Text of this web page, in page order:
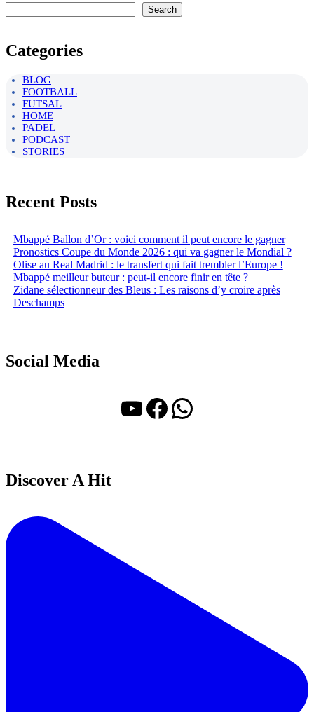
Search
Categories
BLOG
FOOTBALL
FUTSAL
HOME
PADEL
PODCAST
STORIES
Recent Posts
Mbappé Ballon d’Or : voici comment il peut encore le gagner
Pronostics Coupe du Monde 2026 : qui va gagner le Mondial ?
Olise au Real Madrid : le transfert qui fait trembler l’Europe !
Mbappé meilleur buteur : peut-il encore finir en tête ?
Zidane sélectionneur des Bleus : Les raisons d’y croire après
Deschamps
Social Media
YouTube
Facebook
WhatsApp
Discover A Hit